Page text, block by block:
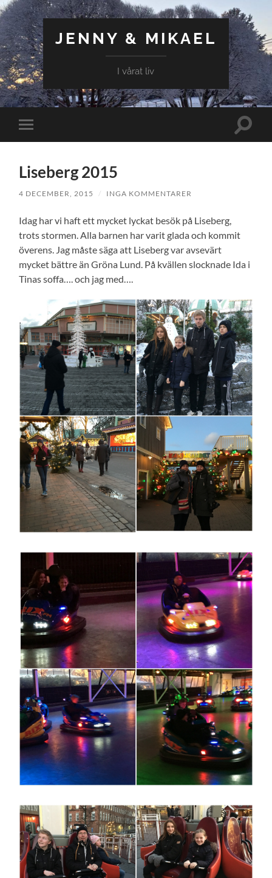
JENNY & MIKAEL
I vårat liv
Slå
på/av
Slå
Liseberg 2015
4 DECEMBER, 2015 / INGA KOMMENTARER
Idag har vi haft ett mycket lyckat besök på Liseberg,
trots stormen. Alla barnen har varit glada och kommit
överens. Jag måste säga att Liseberg var avsevärt
mycket bättre än Gröna Lund. På kvällen slocknade Ida i
Tinas soffa…. och jag med….